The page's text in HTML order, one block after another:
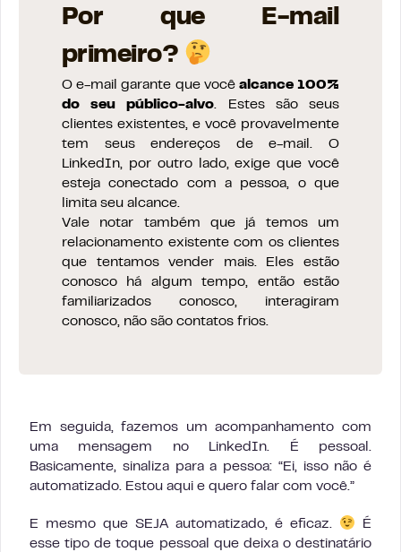
Por que E-mail
primeiro?
O e-mail garante que você alcance 100%
do seu público-alvo. Estes são seus
clientes existentes, e você provavelmente
tem seus endereços de e-mail. O
LinkedIn, por outro lado, exige que você
esteja conectado com a pessoa, o que
limita seu alcance.
Vale notar também que já temos um
relacionamento existente com os clientes
que tentamos vender mais. Eles estão
conosco há algum tempo, então estão
familiarizados conosco, interagiram
conosco, não são contatos frios.
Em seguida, fazemos um acompanhamento com
uma mensagem no LinkedIn. É pessoal.
Basicamente, sinaliza para a pessoa: “Ei, isso não é
automatizado. Estou aqui e quero falar com você.”
E mesmo que SEJA automatizado, é eficaz.
É
esse tipo de toque pessoal que deixa o destinatário